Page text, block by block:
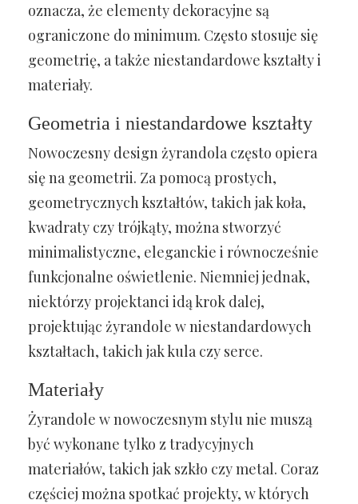
oznacza, że elementy dekoracyjne są
ograniczone do minimum. Często stosuje się
geometrię, a także niestandardowe kształty i
materiały.
Geometria i niestandardowe kształty
Nowoczesny design żyrandola często opiera
się na geometrii. Za pomocą prostych,
geometrycznych kształtów, takich jak koła,
kwadraty czy trójkąty, można stworzyć
minimalistyczne, eleganckie i równocześnie
funkcjonalne oświetlenie. Niemniej jednak,
niektórzy projektanci idą krok dalej,
projektując żyrandole w niestandardowych
kształtach, takich jak kula czy serce.
Materiały
Żyrandole w nowoczesnym stylu nie muszą
być wykonane tylko z tradycyjnych
materiałów, takich jak szkło czy metal. Coraz
częściej można spotkać projekty, w których